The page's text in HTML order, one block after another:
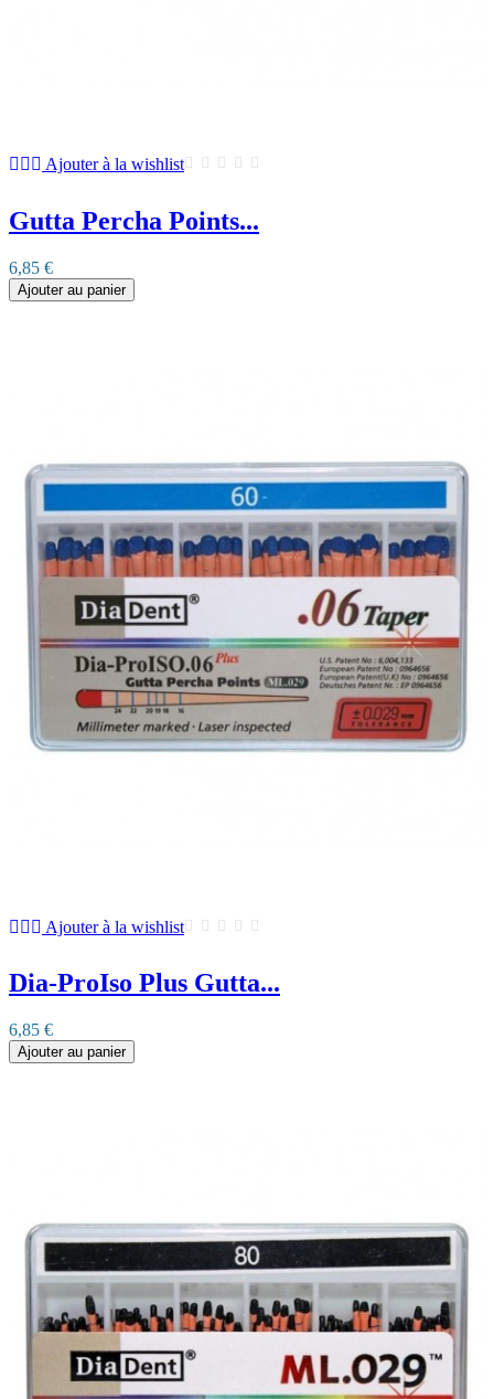
Ajouter à la wishlist
Gutta Percha Points...
6,85 €
Ajouter au panier
Ajouter à la wishlist
Dia-ProIso Plus Gutta...
6,85 €
Ajouter au panier